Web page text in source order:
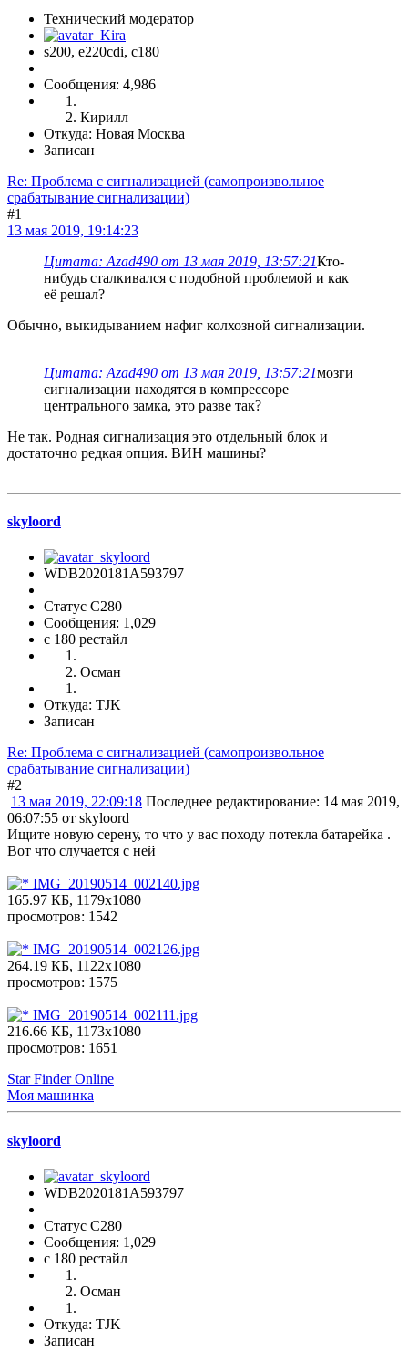
Технический модератор
s200, е220cdi, с180
Сообщения: 4,986
Кирилл
Откуда: Новая Москва
Записан
Re: Проблема с сигнализацией (самопроизвольное
срабатывание сигнализации)
#1
13 мая 2019, 19:14:23
Цитата: Azad490 от 13 мая 2019, 13:57:21Кто-
нибудь сталкивался с подобной проблемой и как
её решал?
Обычно, выкидыванием нафиг колхозной сигнализации.
Цитата: Azad490 от 13 мая 2019, 13:57:21мозги
сигнализации находятся в компрессоре
центрального замка, это разве так?
Не так. Родная сигнализация это отдельный блок и
достаточно редкая опция. ВИН машины?
skyloord
WDB2020181A593797
Статус C280
Сообщения: 1,029
c 180 рестайл
Осман
Откуда: TJK
Записан
Re: Проблема с сигнализацией (самопроизвольное
срабатывание сигнализации)
#2
13 мая 2019, 22:09:18 Последнее редактирование: 14 мая 2019,
06:07:55 от skyloord
Ищите новую серену, то что у вас походу потекла батарейка .
Вот что случается с ней
IMG_20190514_002140.jpg
165.97 КБ, 1179x1080
просмотров: 1542
IMG_20190514_002126.jpg
264.19 КБ, 1122x1080
просмотров: 1575
IMG_20190514_002111.jpg
216.66 КБ, 1173x1080
просмотров: 1651
Star Finder Online
Моя машинка
skyloord
WDB2020181A593797
Статус C280
Сообщения: 1,029
c 180 рестайл
Осман
Откуда: TJK
Записан